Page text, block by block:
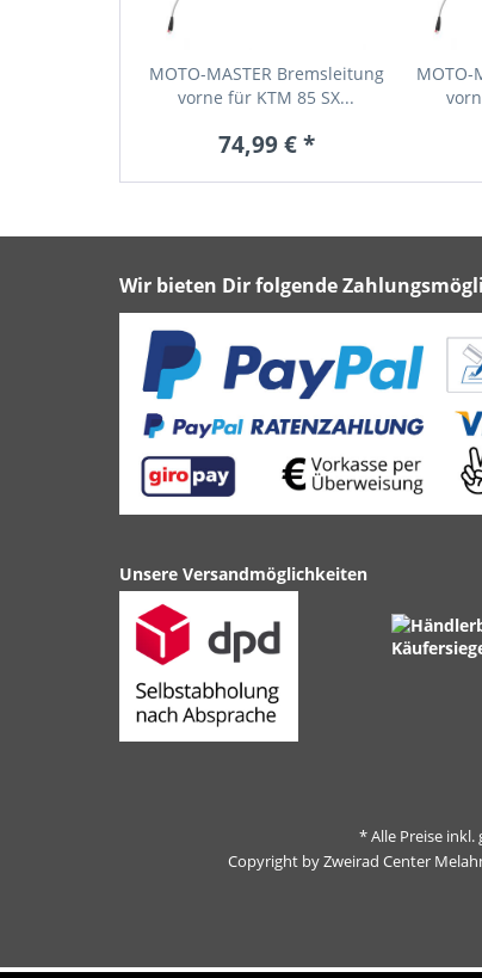
MOTO-MASTER Bremsleitung
vorne für KTM 85 SX...
74,99 € *
MOTO-
Wir bieten Dir folgende
Unsere Versandmöglichkeiten
* Alle Preise
Copyright by Zweirad Center